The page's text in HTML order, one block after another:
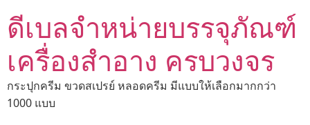
ดีเบลจำหน่ายบรรจุภัณฑ์
เครื่องสำอาง ครบวงจร
กระปุกครีม ขวดสเปรย์ หลอดครีม มีแบบให้เลือกมากกว่า
1000 แบบ